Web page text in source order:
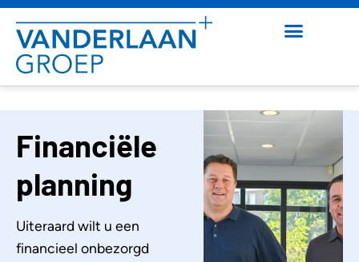
Financiële
planning
Uiteraard wilt u een
financieel onbezorgd